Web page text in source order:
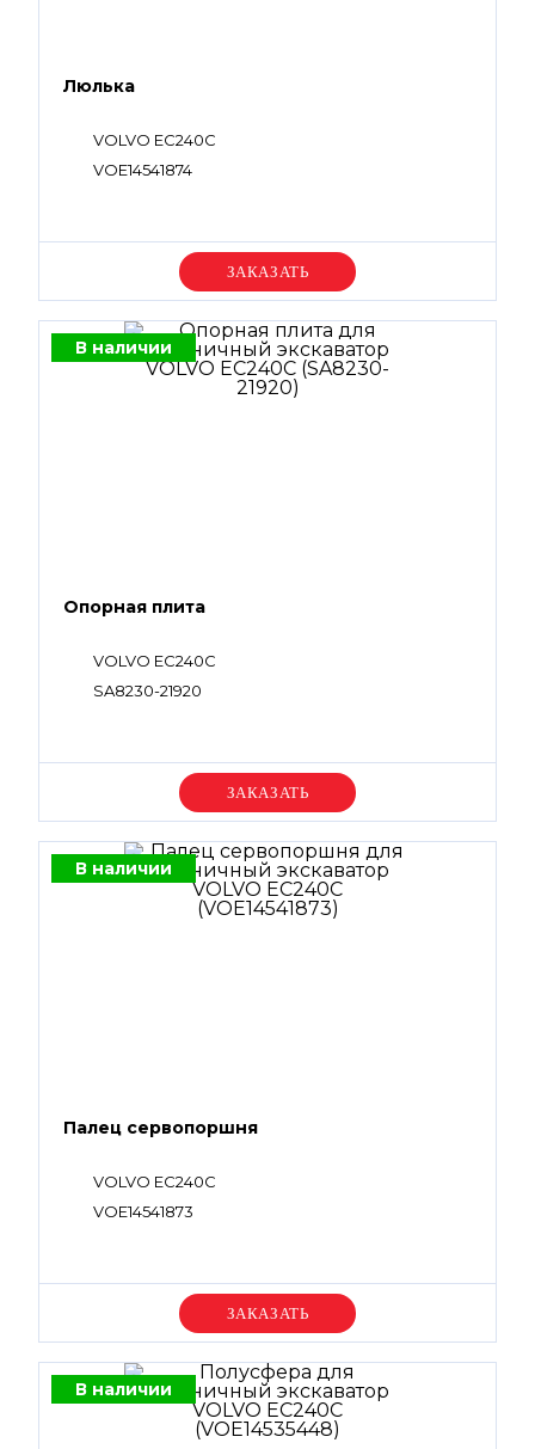
Люлька
VOLVO EC240C
VOE14541874
Уточняйте цену
В наличии
Опорная плита
VOLVO EC240C
SA8230-21920
Уточняйте цену
В наличии
Палец сервопоршня
VOLVO EC240C
VOE14541873
Уточняйте цену
В наличии